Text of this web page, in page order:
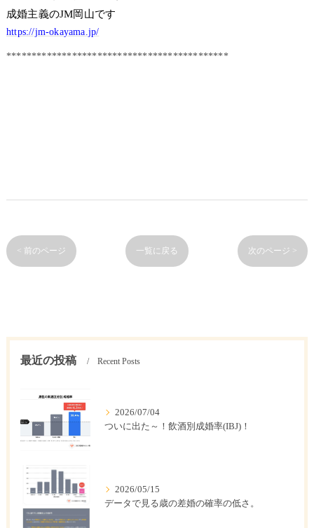
成婚主義のJM岡山です
https://jm-okayama.jp/
********************************************
< 前のページ 一覧に戻る 次のページ >
最近の投稿 Recent Posts
2026/07/04
ついに出た～！飲酒別成婚率(IBJ)！
2026/05/15
データで見る歳の差婚の確率の低さ。